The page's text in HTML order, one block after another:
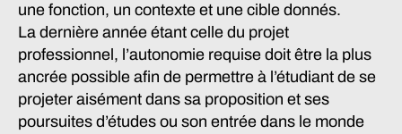
une fonction, un contexte et une cible donnés.
La dernière année étant celle du projet
professionnel, l’autonomie requise doit être la plus
ancrée possible afin de permettre à l’étudiant de se
projeter aisément dans sa proposition et ses
poursuites d’études ou son entrée dans le monde